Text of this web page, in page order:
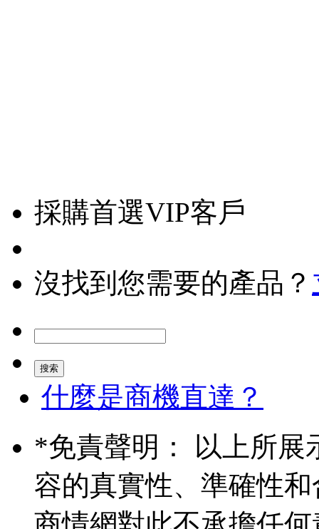
採購首選VIP客戶
沒找到您需要的產品？
什麼是商機直達？
*免責聲明： 以上所展
容的真實性、準確性